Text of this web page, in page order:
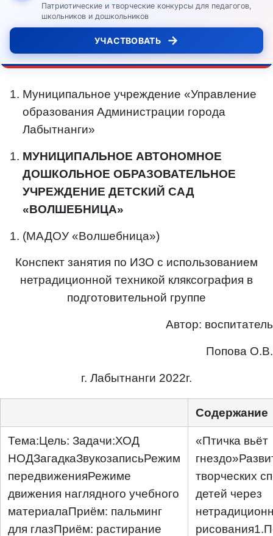
Патриотические и творческие конкурсы для педагогов,
школьников и дошкольников
УЧАСТВОВАТЬ →
Муниципальное учреждение «Управление
образования Администрации города
Лабытнанги»
МУНИЦИПАЛЬНОЕ АВТОНОМНОЕ
ДОШКОЛЬНОЕ ОБРАЗОВАТЕЛЬНОЕ
УЧРЕЖДЕНИЕ ДЕТСКИЙ САД
«ВОЛШЕБНИЦА»
(МАДОУ «Волшебница»)
Конспект занятия по ИЗО с использованием
нетрадиционной техникой кляксография в
подготовительной группе
Автор: воспитатель
Попова О.В.
г. Лабытнанги 2022г.
Содержание
Тема:Цель: Задачи:ХОД
НОДЗагадкаЗвукозаписьРежим
передвиженияРежиме
движения наглядного учебного
материалаПриём: пальминг
для глазПриём: растирание
«Птичка вьёт
творческих
детей через